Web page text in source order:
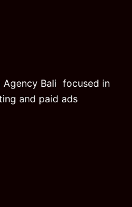
Agency Bali focused in
and paid ads